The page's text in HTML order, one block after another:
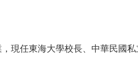
任東海大學校長、中華民國私